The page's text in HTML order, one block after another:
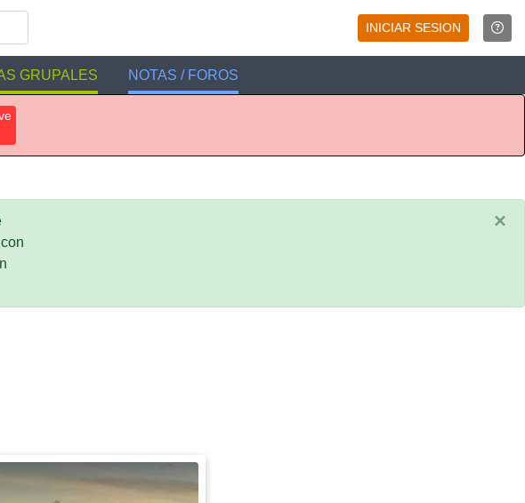
INICIAR SESION
GRUPALES NOTAS / FOROS
×